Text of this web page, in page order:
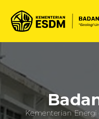
Kementerian